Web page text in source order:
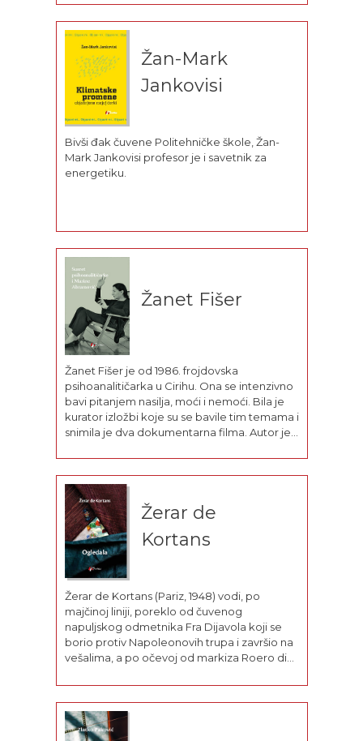
independantes sur le genie genetique –
CRIIGEN). Naučnu karijeru započeo je kao
profesor biologije na Farmaceutskom
fakultetu u...
Žan-Mark
Jankovisi
Bivši đak čuvene Politehničke škole, Žan-
Mark Jankovisi profesor je i savetnik za
energetiku.
Žanet Fišer
Žanet Fišer je od 1986. frojdovska
psihoanalitičarka u Cirihu. Ona se intenzivno
bavi pitanjem nasilja, moći i nemoći. Bila je
kurator izložbi koje su se bavile tim temama i
snimila je dva dokumentarna filma. Autor je
Štremfeld (Frankfurt na Majni/Bazel), 2018.
Žerar de
Kortans
Žerar de Kortans (Pariz, 1948) vodi, po
majčinoj liniji, poreklo od čuvenog
napuljskog odmetnika Fra Dijavola koji se
borio protiv Napoleonovih trupa i završio na
vešalima, a po očevoj od markiza Roero di
aristokratske porodice, koja je, pošto se
borila na strani Garibaldija, morala da...